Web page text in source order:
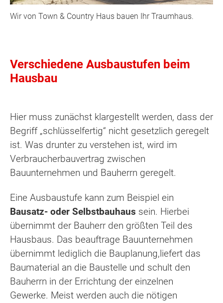
Wir von Town & Country Haus bauen Ihr Traumhaus.
Verschiedene Ausbaustufen beim
Hausbau
Hier muss zunächst klargestellt werden, dass der
Begriff „schlüsselfertig“ nicht gesetzlich geregelt
ist. Was drunter zu verstehen ist, wird im
Verbraucherbauvertrag zwischen
Bauunternehmen und Bauherrn geregelt.
Eine Ausbaustufe kann zum Beispiel ein
Bausatz- oder Selbstbauhaus sein. Hierbei
übernimmt der Bauherr den größten Teil des
Hausbaus. Das beauftrage Bauunternehmen
übernimmt lediglich die Bauplanung,liefert das
Baumaterial an die Baustelle und schult den
Bauherrn in der Errichtung der einzelnen
Gewerke. Meist werden auch die nötigen